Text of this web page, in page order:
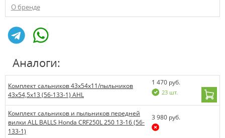
О бренде
Аналоги:
Комплект сальников 43x54x11/пыльников
43x54,5x13 (56-133-1) AHL
1 470 руб.
23 шт.
Комплект сальников и пыльников передней
вилки ALL BALLS Honda CRF250L 250 13-16 (56-
133-1)
3 980 руб.